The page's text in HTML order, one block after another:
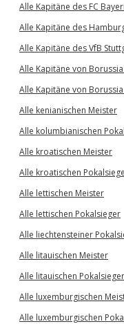
Alle Kapitäne des FC
Alle Kapitäne des
Alle Kapitäne des VfB
Alle Kapitäne von
Alle Kapitäne von
Alle kenianischen Meister
Alle kolumbianischen
Alle kroatischen Meister
Alle kroatischen
Alle lettischen Meister
Alle lettischen Pokalsieger
Alle liechtensteiner
Alle litauischen Meister
Alle litauischen Pokalsieger
Alle luxemburgischen
Alle luxemburgischen